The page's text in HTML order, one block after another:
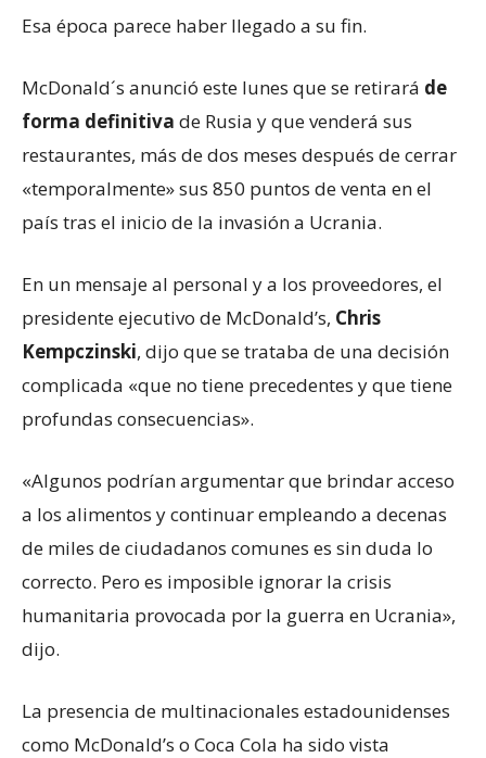
Esa época parece haber llegado a su fin.
McDonald´s anunció este lunes que se retirará de
forma definitiva de Rusia y que venderá sus
restaurantes, más de dos meses después de cerrar
«temporalmente» sus 850 puntos de venta en el
país tras el inicio de la invasión a Ucrania.
En un mensaje al personal y a los proveedores, el
presidente ejecutivo de McDonald’s, Chris
Kempczinski, dijo que se trataba de una decisión
complicada «que no tiene precedentes y que tiene
profundas consecuencias».
«Algunos podrían argumentar que brindar acceso
a los alimentos y continuar empleando a decenas
de miles de ciudadanos comunes es sin duda lo
correcto. Pero es imposible ignorar la crisis
humanitaria provocada por la guerra en Ucrania»,
dijo.
La presencia de multinacionales estadounidenses
como McDonald’s o Coca Cola ha sido vista